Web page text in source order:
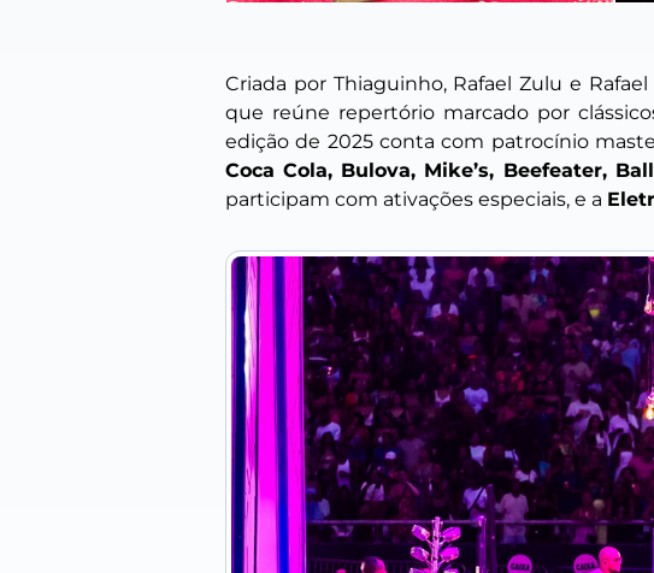
Criada por Thiaguinho, Rafael Zulu e
que reúne repertório marcado por
edição de 2025 conta com patrocínio
Coca Cola, Bulova, Mike’s, Beefeater,
participam com ativações especiais, e a